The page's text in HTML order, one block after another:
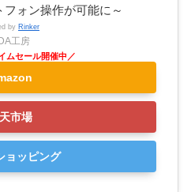
ォン操作が可能に～
by Rinker
工房
市場
ョッピング